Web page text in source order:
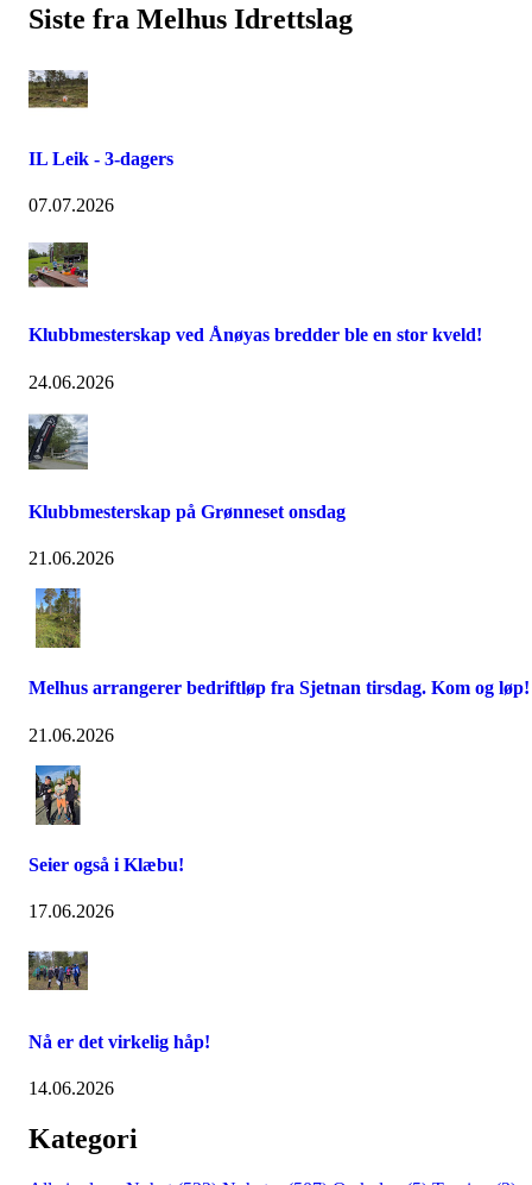
Siste fra Melhus Idrettslag
IL Leik - 3-dagers
07.07.2026
Klubbmesterskap ved Ånøyas bredder ble en stor kveld!
24.06.2026
Klubbmesterskap på Grønneset onsdag
21.06.2026
Melhus arrangerer bedriftløp fra Sjetnan tirsdag. Kom og løp!
21.06.2026
Seier også i Klæbu!
17.06.2026
Nå er det virkelig håp!
14.06.2026
Kategori